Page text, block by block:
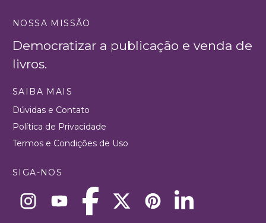
NOSSA MISSÃO
Democratizar a publicação e venda de
livros.
SAIBA MAIS
Dúvidas e Contato
Política de Privacidade
Termos e Condições de Uso
SIGA-NOS